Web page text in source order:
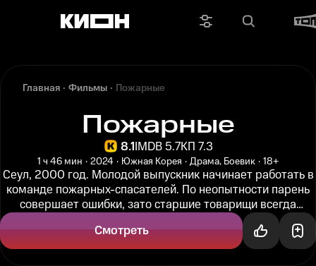
Главная Фильмы Пожарные
Пожарные
8.1IMDB 5.7КП 7.3
1 ч 46 мин 2024 Южная Корея Драма, Боевик 18+
Сеул, 2000 год. Молодой выпускник начинает работать в
команде пожарных-спасателей. По неопытности парень
совершает ошибки, зато старшие товарищи всегда
Смотреть